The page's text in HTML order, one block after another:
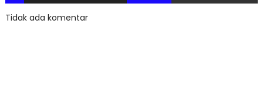
Tidak ada komentar